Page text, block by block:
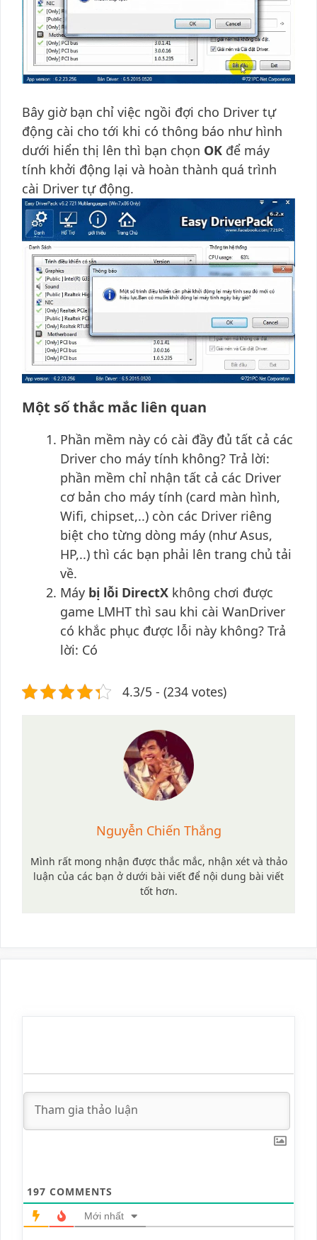
Bây giờ bạn chỉ việc ngồi đợi cho Driver tự
động cài cho tới khi có thông báo như hình
dưới hiển thị lên thì bạn chọn OK để máy
tính khởi động lại và hoàn thành quá trình
cài Driver tự động.
Một số thắc mắc liên quan
Phần mềm này có cài đầy đủ tất cả các
Driver cho máy tính không? Trả lời:
phần mềm chỉ nhận tất cả các Driver
cơ bản cho máy tính (card màn hình,
Wifi, chipset,..) còn các Driver riêng
biệt cho từng dòng máy (như Asus,
HP,..) thì các bạn phải lên trang chủ tải
về.
Máy bị lỗi DirectX không chơi được
game LMHT thì sau khi cài WanDriver
có khắc phục được lỗi này không? Trả
lời: Có
4.3/5 - (234 votes)
Nguyễn Chiến Thắng
Mình rất mong nhận được thắc mắc, nhận xét và thảo
luận của các bạn ở dưới bài viết để nội dung bài viết
tốt hơn.
197 COMMENTS
Mới nhất